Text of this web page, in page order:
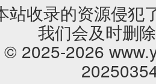
站收录的资源侵犯
我们会及时删
2025-2026